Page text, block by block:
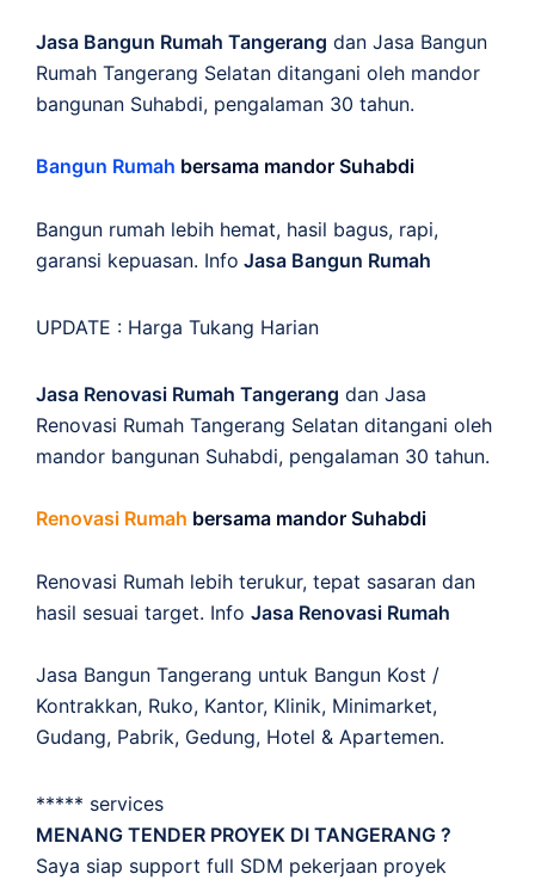
Jasa Bangun Rumah Tangerang dan Jasa Bangun
Rumah Tangerang Selatan ditangani oleh mandor
bangunan Suhabdi, pengalaman 30 tahun.
Bangun Rumah bersama mandor Suhabdi
Bangun rumah lebih hemat, hasil bagus, rapi,
garansi kepuasan. Info Jasa Bangun Rumah
UPDATE : Harga Tukang Harian
Jasa Renovasi Rumah Tangerang dan Jasa
Renovasi Rumah Tangerang Selatan ditangani oleh
mandor bangunan Suhabdi, pengalaman 30 tahun.
Renovasi Rumah bersama mandor Suhabdi
Renovasi Rumah lebih terukur, tepat sasaran dan
hasil sesuai target. Info Jasa Renovasi Rumah
Jasa Bangun Tangerang untuk Bangun Kost /
Kontrakkan, Ruko, Kantor, Klinik, Minimarket,
Gudang, Pabrik, Gedung, Hotel & Apartemen.
***** services
MENANG TENDER PROYEK DI TANGERANG ?
Saya siap support full SDM pekerjaan proyek